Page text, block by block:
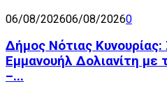
06/08/202606/08/20260
Δήμος Νότιας
Εμμανουήλ Δολιανίτη
–...